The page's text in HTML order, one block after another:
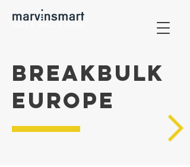
BREAKBULK
EUROPE